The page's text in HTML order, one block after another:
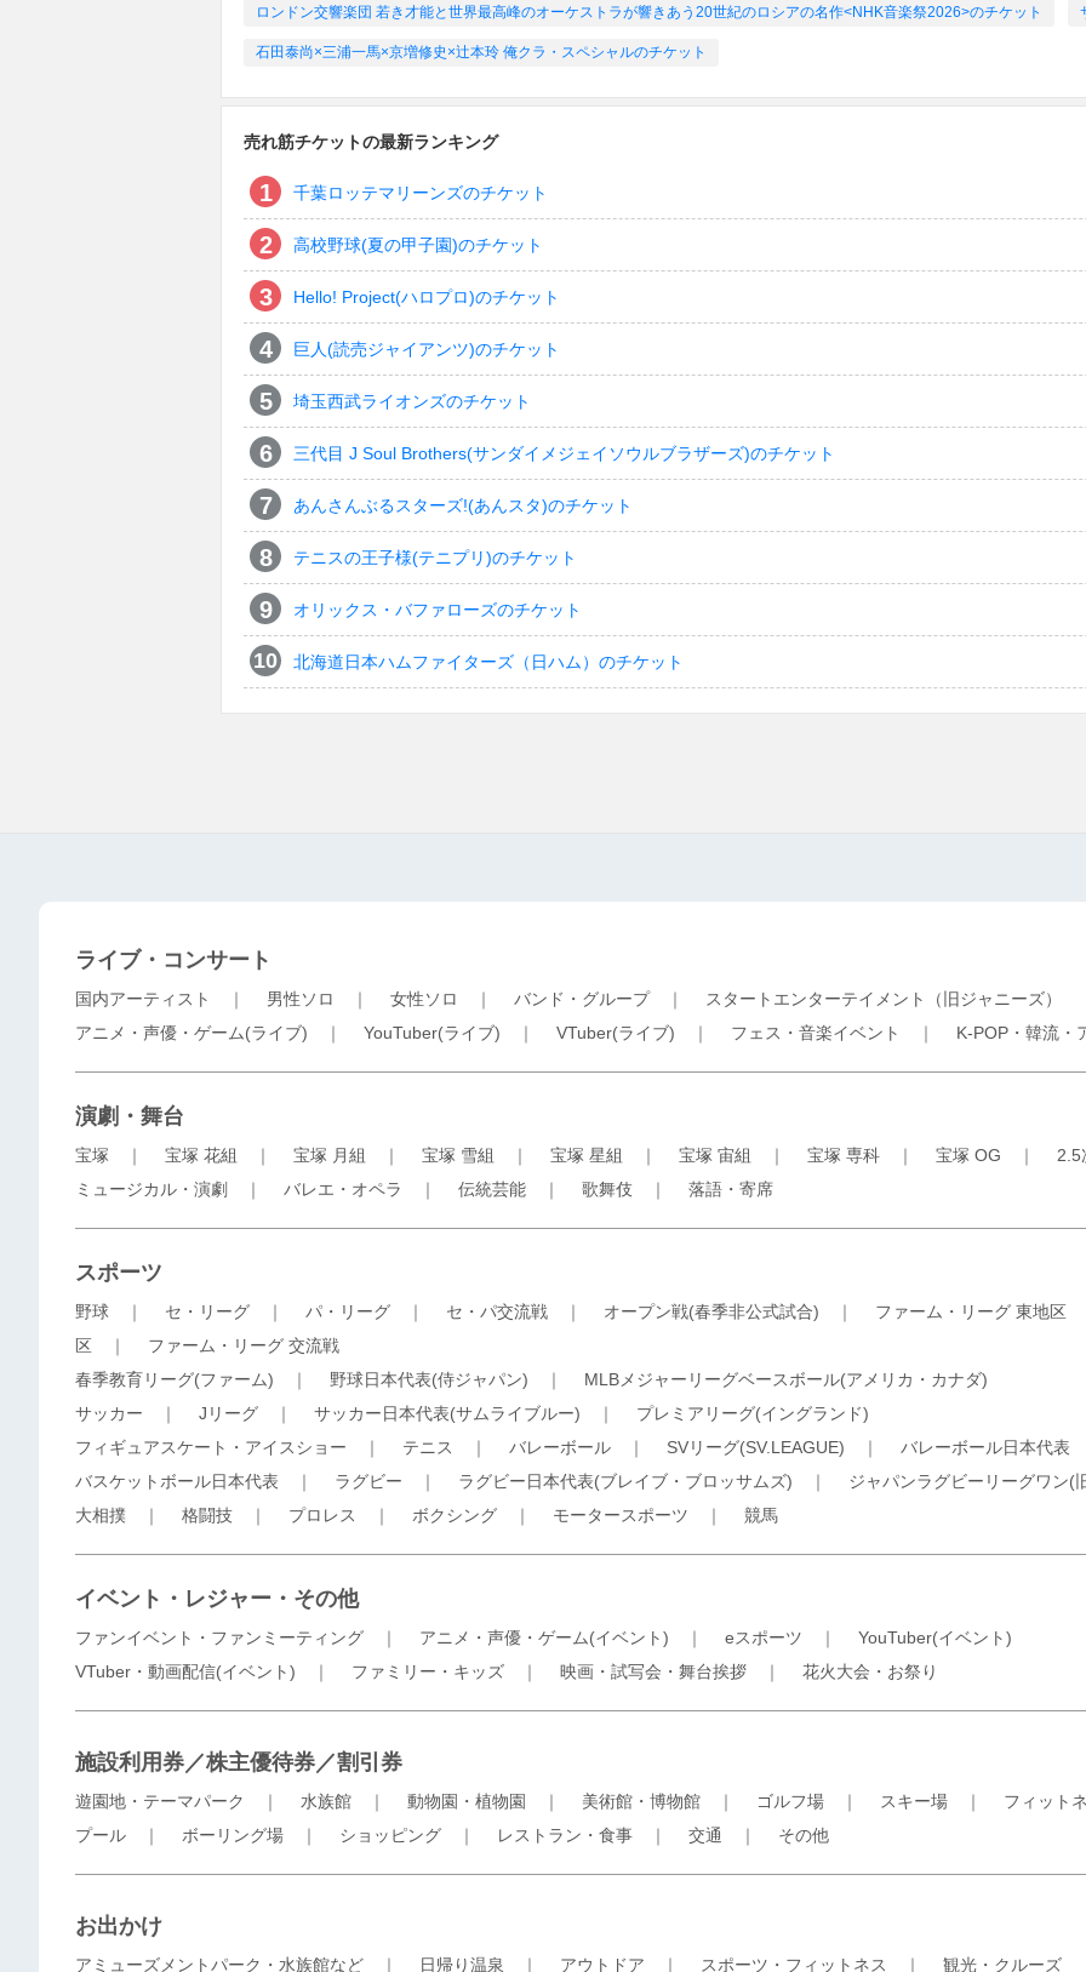
ロンドン交響楽団 若き才能と世界最高峰のオーケストラが響きあう20世紀のロシアの名作<NHK音楽祭2026>のチケット
石田泰尚×三浦一馬×京増修史×辻本玲 俺クラ・スペシャルのチケット
売れ筋チケットの最新ランキング
千葉ロッテマリーンズのチケット
高校野球(夏の甲子園)のチケット
Hello! Project(ハロプロ)のチケット
巨人(読売ジャイアンツ)のチケット
埼玉西武ライオンズのチケット
三代目 J Soul Brothers(サンダイメジェイソウルブラザーズ)のチケット
あんさんぶるスターズ!(あんスタ)のチケット
テニスの王子様(テニプリ)のチケット
オリックス・バファローズのチケット
北海道日本ハムファイターズ（日ハム）のチケット
ライブ・コンサート
国内アーティスト ｜ 男性ソロ ｜ 女性ソロ ｜ バンド・グループ｜ スタートエンターテイメント（旧ジャニーズ）
アニメ・声優・ゲーム(ライブ) ｜ YouTuber(ライブ) ｜ VTuber(ライブ) ｜ フェス・音楽イベント ｜ K-POP・韓流・
演劇・舞台
宝塚 ｜ 宝塚 花組 ｜ 宝塚 月組 ｜ 宝塚 雪組 ｜ 宝塚 星組 ｜ 宝塚 宙組 ｜ 宝塚 専科 ｜ 宝塚 OG ｜ 2.5
ミュージカル・演劇
｜ バレエ・オペラ ｜ 伝統芸能 ｜ 歌舞伎 ｜ 落語・寄席
スポーツ
野球 ｜ セ・リーグ ｜ パ・リーグ ｜ セ・パ交流戦 ｜ オープン戦(春季非公式試合) ｜ ファーム・リーグ 東地区
区 ｜ ファーム・リーグ 交流戦
春季教育リーグ(ファーム) ｜ 野球日本代表(侍ジャパン) ｜ MLBメジャーリーグベースボール(アメリカ・カナダ)
サッカー ｜ Jリーグ ｜ サッカー日本代表(サムライブルー) ｜ プレミアリーグ(イングランド)
フィギュアスケート・アイスショー ｜ テニス ｜ バレーボール ｜ SVリーグ(SV.LEAGUE) ｜ バレーボール日本代表
バスケットボール日本代表 ｜ ラグビー ｜ ラグビー日本代表(ブレイブ・ブロッサムズ) ｜ ジャパンラグビーリーグワン(
大相撲 ｜ 格闘技 ｜ プロレス ｜ ボクシング ｜ モータースポーツ ｜ 競馬
イベント・レジャー・その他
ファンイベント・ファンミーティング ｜ アニメ・声優・ゲーム(イベント) ｜ eスポーツ ｜ YouTuber(イベント)
VTuber・動画配信(イベント) ｜ ファミリー・キッズ ｜ 映画・試写会・舞台挨拶 ｜ 花火大会・お祭り
施設利用券／株主優待券／割引券
遊園地・テーマパーク ｜ 水族館 ｜ 動物園・植物園 ｜ 美術館・博物館 ｜ ゴルフ場 ｜ スキー場 ｜ フィット
プール ｜ ボーリング場 ｜ ショッピング ｜ レストラン・食事 ｜ 交通 ｜ その他
お出かけ
アミューズメントパーク・水族館など ｜ 日帰り温泉 ｜ アウトドア ｜ スポーツ・フィットネス ｜ 観光・クルーズ